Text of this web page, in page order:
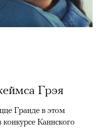
Грэя
Гранде в этом
Каннского